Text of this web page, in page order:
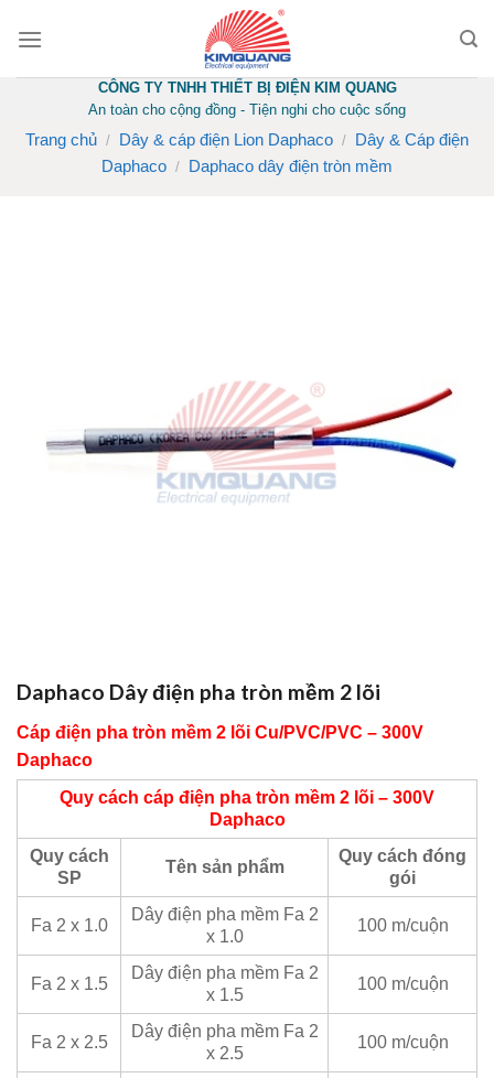
CÔNG TY TNHH THIẾT BỊ ĐIỆN KIM QUANG
An toàn cho cộng đồng - Tiện nghi cho cuộc sống
Trang chủ / Dây & cáp điện Lion Daphaco /
Dây & Cáp điện
Daphaco / Daphaco dây điện tròn mềm
Daphaco Dây điện pha tròn mềm 2 lõi
Cáp điện pha tròn mềm 2 lõi Cu/PVC/PVC – 300V
Daphaco
Quy cách cáp điện pha tròn mềm 2 lõi – 300V
Daphaco
Quy cách
SP
Tên sản phẩm
Quy cách đóng
gói
Fa 2 x 1.0
Dây điện pha mềm Fa 2
x 1.0
100 m/cuộn
Fa 2 x 1.5
Dây điện pha mềm Fa 2
x 1.5
100 m/cuộn
Fa 2 x 2.5
Dây điện pha mềm Fa 2
x 2.5
100 m/cuộn